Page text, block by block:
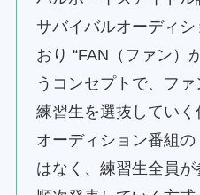
サバイバルオーディ
おり “FAN（ファン）
うコンセプトで、フ
練習生を選抜してい
オーディション番組
はなく、練習生全員